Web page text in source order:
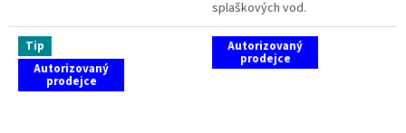
splaškových vod.
Technologické řešení této
čistírny je založeno na stabilním
a spolehlivém provozu...
Tip
Autorizovaný
prodejce
Autorizovaný
prodejce